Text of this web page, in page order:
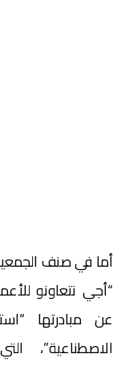
أما في صنف
“أجي نتعاونو
عن مبادرتها
الاصطناعية”،